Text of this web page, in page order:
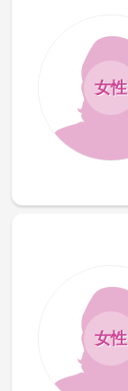
女性
女性